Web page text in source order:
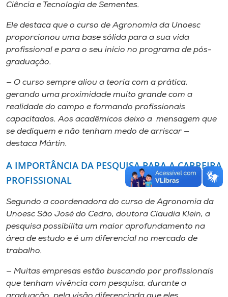
Ciência e Tecnologia de Sementes.
Ele destaca que o curso de Agronomia da Unoesc
proporcionou uma base sólida para a sua vida
profissional e para o seu início no programa de pós-
graduação.
— O curso sempre aliou a teoria com a prática,
gerando uma proximidade muito grande com a
realidade do campo e formando profissionais
capacitados. Aos acadêmicos deixo a mensagem que
se dediquem e não tenham medo de arriscar —
destaca Mártin.
A IMPORTÂNCIA DA PESQUISA PARA A CARREIRA
PROFISSIONAL
Segundo a coordenadora do curso de Agronomia da
Unoesc São José do Cedro, doutora Claudia Klein, a
pesquisa possibilita um maior aprofundamento na
área de estudo e é um diferencial no mercado de
trabalho.
— Muitas empresas estão buscando por profissionais
que tenham vivência com pesquisa, durante a